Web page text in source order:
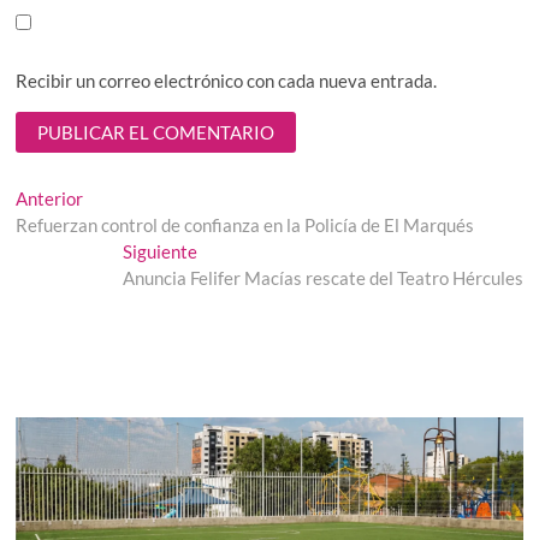
Recibir un correo electrónico con cada nueva entrada.
Navegación
de
entradas
AnteriorEntrada
anterior:
Refuerzan control de confianza en la Policía de El Marqués
SiguienteEntrada
siguiente:
Anuncia Felifer Macías rescate del Teatro Hércules